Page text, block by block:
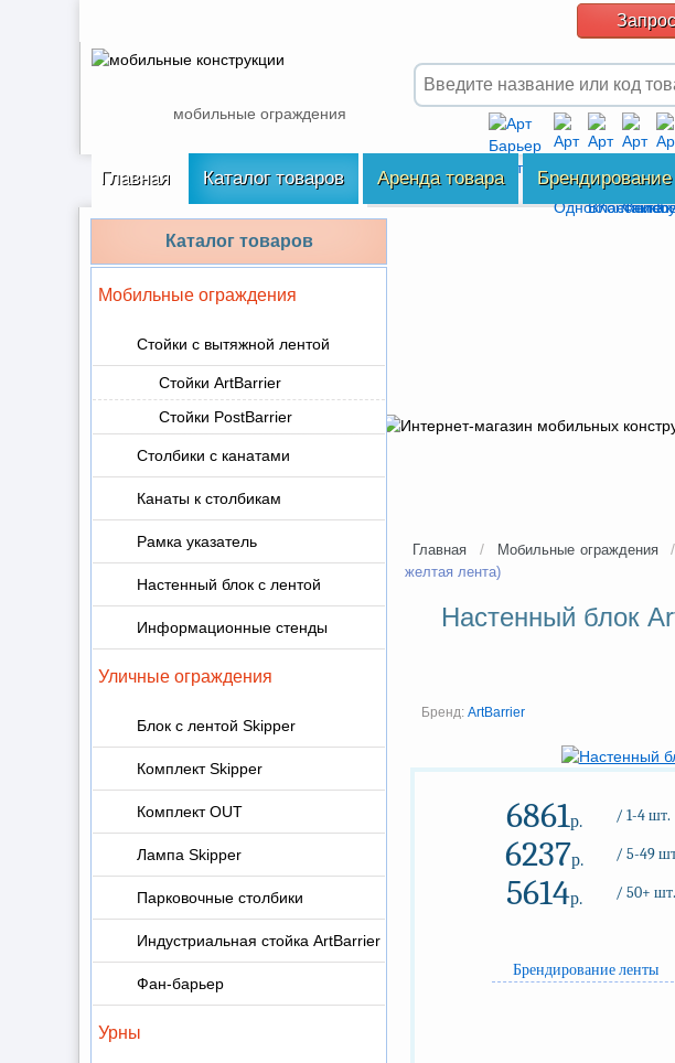
мобильные ограждения
Главная Каталог товаров Аренда товара Брендирование
Каталог товаров
Мобильные ограждения
Стойки с вытяжной лентой
Стойки ArtBarrier
Стойки PostBarrier
Столбики с канатами
Канаты к столбикам
Рамка указатель
Настенный блок с лентой
Информационные стенды
Уличные ограждения
Блок с лентой Skipper
Комплект Skipper
Комплект OUT
Лампа Skipper
Парковочные столбики
Индустриальная стойка ArtBarrier
Фан-барьер
Урны
Главная / Мобильные ограждения /
желтая лента)
Настенный блок
Бренд: ArtBarrier
6861р. / 1-4 шт.
6237р. / 5-49
5614р. / 50+ шт.
Брендирование ленты